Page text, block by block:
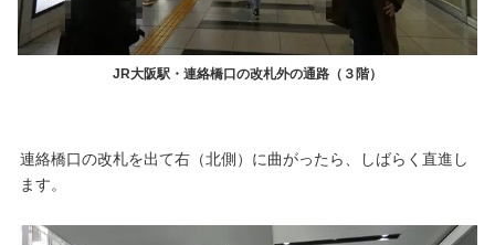
JR大阪駅・連絡橋口の改札外の通路（３階）
連絡橋口の改札を出て右（北側）に曲がったら、しばらく直進し
ます。